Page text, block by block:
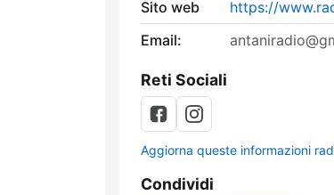
Sito web
https://
Email:
Reti Sociali
Aggiorna queste informazioni
Condividi